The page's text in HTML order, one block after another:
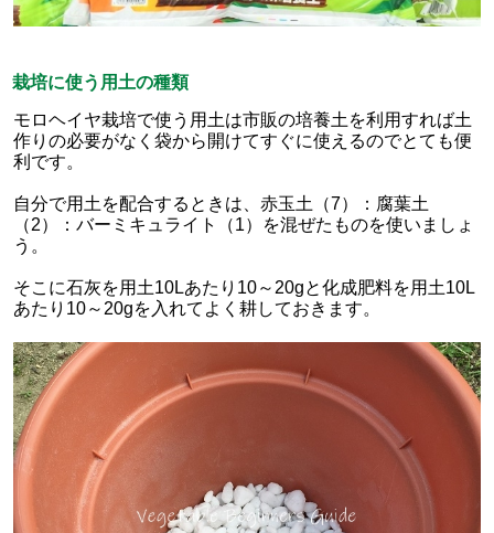
栽培に使う用土の種類
モロヘイヤ栽培で使う用土は市販の培養土を利用すれば土
作りの必要がなく袋から開けてすぐに使えるのでとても便
利です。
自分で用土を配合するときは、赤玉土（7）：腐葉土
（2）：バーミキュライト（1）を混ぜたものを使いましょ
う。
そこに石灰を用土10Lあたり10～20gと化成肥料を用土10L
あたり10～20gを入れてよく耕しておきます。